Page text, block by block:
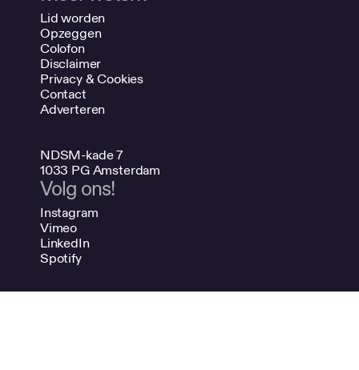
Lid worden
Opzeggen
Colofon
Disclaimer
Privacy & Cookies
Contact
Adverteren
NDSM-kade 7
1033 PG Amsterdam
Volg ons!
Instagram
Vimeo
LinkedIn
Spotify